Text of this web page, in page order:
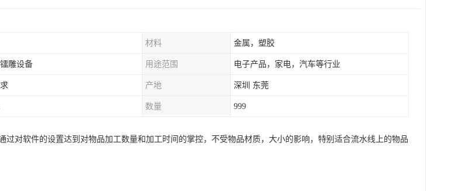
材料 金属，塑胶
雕设备 用途范围 电子产品，家电，汽车等行业
产地 深圳 东莞
数量 999
过对软件的设置达到对物品加工数量和加工时间的掌控，不受物品材质，大小的影响，特别适合流水线上的物品